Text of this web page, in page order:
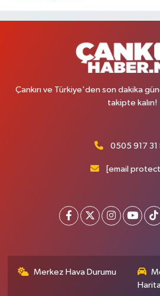
Çankırı ve Türkiye'den son dakika
takipte kalın!
0505 917 31
[email
Merkez Hava Durumu